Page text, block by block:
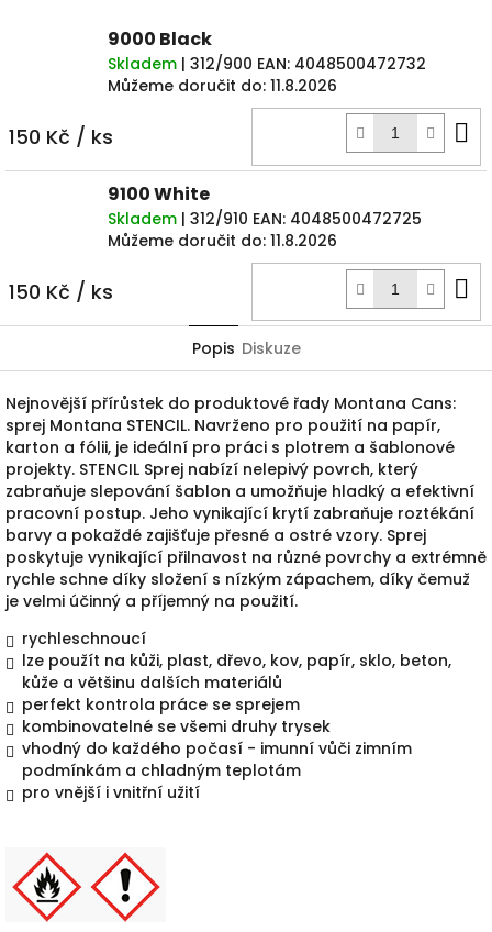
9000 Black
Skladem | 312/900 EAN: 4048500472732
Můžeme doručit do: 11.8.2026
150 Kč / ks
9100 White
Skladem | 312/910 EAN: 4048500472725
Můžeme doručit do: 11.8.2026
150 Kč / ks
Popis Diskuze
Nejnovější přírůstek do produktové řady Montana Cans:
sprej Montana STENCIL. Navrženo pro použití na papír,
karton a fólii, je ideální pro práci s plotrem a šablonové
projekty. STENCIL Sprej nabízí nelepivý povrch, který
zabraňuje slepování šablon a umožňuje hladký a efektivní
pracovní postup. Jeho vynikající krytí zabraňuje roztékání
barvy a pokaždé zajišťuje přesné a ostré vzory. Sprej
poskytuje vynikající přilnavost na různé povrchy a extrémně
rychle schne díky složení s nízkým zápachem, díky čemuž
je velmi účinný a příjemný na použití.
rychleschnoucí
lze použít na kůži, plast, dřevo, kov, papír, sklo, beton,
kůže a většinu dalších materiálů
perfekt kontrola práce se sprejem
kombinovatelné se všemi druhy trysek
vhodný do každého počasí - imunní vůči zimním
podmínkám a chladným teplotám
pro vnější i vnitřní užití